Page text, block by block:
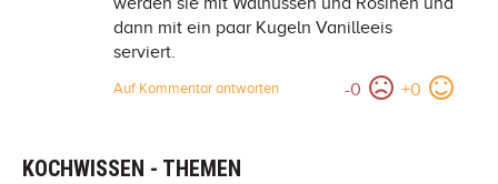
dann mit ein paar Kugeln Vanilleeis
serviert.
-0 +0
Auf Kommentar antworten
KOCHWISSEN - THEMEN